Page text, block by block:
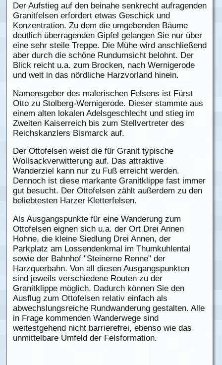
Der Aufstieg auf den beinahe senkrecht aufragenden
Granitfelsen erfordert etwas Geschick und
Konzentration. Zu dem die umgebenden Bäume
deutlich überragenden Gipfel gelangen Sie nur über
eine sehr steile Treppe. Die Mühe wird anschließend
aber durch die schöne Rundumsicht belohnt. Der
Blick reicht u.a. zum Brocken, nach Wernigerode
und weit in das nördliche Harzvorland hinein.
Namensgeber des malerischen Felsens ist Fürst
Otto zu Stolberg-Wernigerode. Dieser stammte aus
einem alten lokalen Adelsgeschlecht und stieg im
Zweiten Kaiserreich bis zum Stellvertreter des
Reichskanzlers Bismarck auf.
Der Ottofelsen weist die für Granit typische
Wollsackverwitterung auf. Das attraktive
Wanderziel kann nur zu Fuß erreicht werden.
Dennoch ist diese markante Granitklippe fast immer
gut besucht. Der Ottofelsen zählt außerdem zu den
beliebtesten Harzer Kletterfelsen.
Als Ausgangspunkte für eine Wanderung zum
Ottofelsen eignen sich u.a. der Ort Drei Annen
Hohne, die kleine Siedlung Drei Annen, der
Parkplatz am Lossendenkmal im Thumkuhlental
sowie der Bahnhof "Steinerne Renne" der
Harzquerbahn. Von all diesen Ausgangspunkten
sind jeweils verschiedene Routen zu der
Granitklippe möglich. Dadurch können Sie den
Ausflug zum Ottofelsen relativ einfach als
abwechslungsreiche Rundwanderung gestalten. Alle
in Frage kommenden Wanderwege sind
weitestgehend nicht barrierefrei, ebenso wie das
unmittelbare Umfeld der Felsformation.